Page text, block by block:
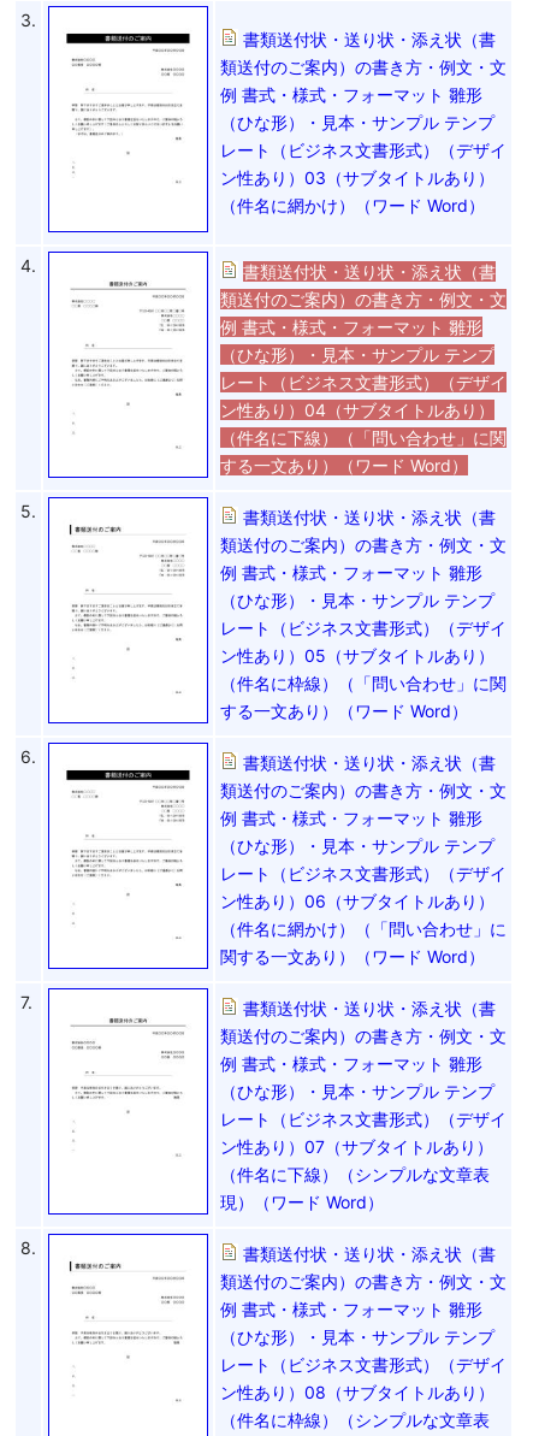
3.
書類送付状・送り状・添え状（書
類送付のご案内）の書き方・例文・文
例 書式・様式・フォーマット 雛形
（ひな形）・見本・サンプル テンプ
レート（ビジネス文書形式）（デザイ
ン性あり）03（サブタイトルあり）
（件名に網かけ）（ワード Word）
4.
書類送付状・送り状・添え状（書
類送付のご案内）の書き方・例文・文
例 書式・様式・フォーマット 雛形
（ひな形）・見本・サンプル テンプ
レート（ビジネス文書形式）（デザイ
ン性あり）04（サブタイトルあり）
（件名に下線）（「問い合わせ」に関
する一文あり）（ワード Word）
5.
書類送付状・送り状・添え状（書
類送付のご案内）の書き方・例文・文
例 書式・様式・フォーマット 雛形
（ひな形）・見本・サンプル テンプ
レート（ビジネス文書形式）（デザイ
ン性あり）05（サブタイトルあり）
（件名に枠線）（「問い合わせ」に関
する一文あり）（ワード Word）
6.
書類送付状・送り状・添え状（書
類送付のご案内）の書き方・例文・文
例 書式・様式・フォーマット 雛形
（ひな形）・見本・サンプル テンプ
レート（ビジネス文書形式）（デザイ
ン性あり）06（サブタイトルあり）
（件名に網かけ）（「問い合わせ」に
関する一文あり）（ワード Word）
7.
書類送付状・送り状・添え状（書
類送付のご案内）の書き方・例文・文
例 書式・様式・フォーマット 雛形
（ひな形）・見本・サンプル テンプ
レート（ビジネス文書形式）（デザイ
ン性あり）07（サブタイトルあり）
（件名に下線）（シンプルな文章表
現）（ワード Word）
8.
書類送付状・送り状・添え状（書
類送付のご案内）の書き方・例文・文
例 書式・様式・フォーマット 雛形
（ひな形）・見本・サンプル テンプ
レート（ビジネス文書形式）（デザイ
ン性あり）08（サブタイトルあり）
（件名に枠線）（シンプルな文章表